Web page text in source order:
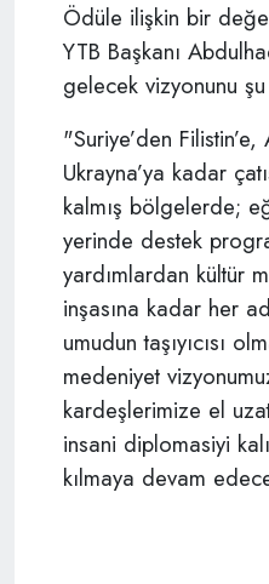
Ödüle ilişkin bir
YTB Başkanı
gelecek vizyonunu
"Suriye’den
Ukrayna’ya kadar
kalmış bölgelerde;
yerinde destek
yardımlardan kültür
inşasına kadar her
umudun taşıyıcısı
medeniyet
kardeşlerimize el
insani diplomasiyi
kılmaya devam